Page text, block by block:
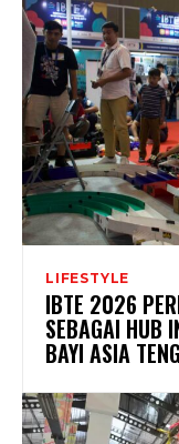
LIFESTYLE
IBTE 2026
SEBAGAI HUB
BAYI ASIA